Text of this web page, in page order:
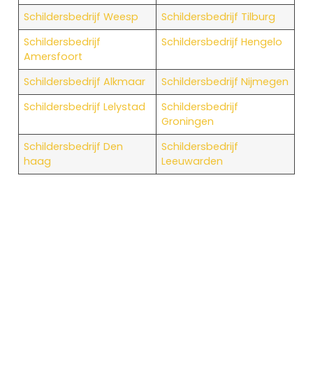
Schildersbedrijf Weesp
Schildersbedrijf Tilburg
Schildersbedrijf
Amersfoort
Schildersbedrijf Hengelo
Schildersbedrijf Alkmaar
Schildersbedrijf Nijmegen
Schildersbedrijf Lelystad
Schildersbedrijf
Groningen
Schildersbedrijf Den
haag
Schildersbedrijf
Leeuwarden